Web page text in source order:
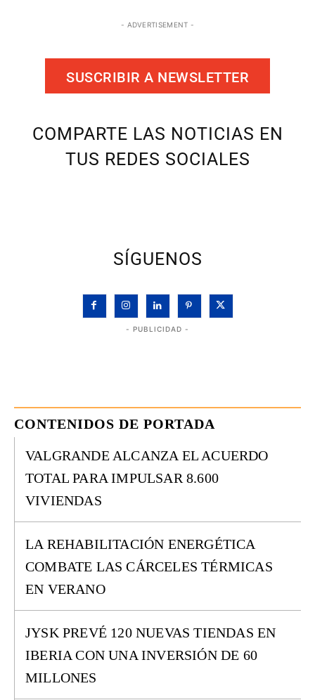
- ADVERTISEMENT -
SUSCRIBIR A NEWSLETTER
COMPARTE LAS NOTICIAS EN
TUS REDES SOCIALES
SÍGUENOS
- PUBLICIDAD -
CONTENIDOS DE PORTADA
VALGRANDE ALCANZA EL ACUERDO
TOTAL PARA IMPULSAR 8.600
VIVIENDAS
LA REHABILITACIÓN ENERGÉTICA
COMBATE LAS CÁRCELES TÉRMICAS
EN VERANO
JYSK PREVÉ 120 NUEVAS TIENDAS EN
IBERIA CON UNA INVERSIÓN DE 60
MILLONES